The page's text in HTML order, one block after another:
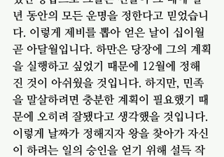
년 동안의 모든 운명을 정한다고 믿었습니
다. 이렇게 제비를 뽑아 얻은 날이 십이월
곧 아달월입니다. 하만은 당장에 그의 계획
을 실행하고 싶었기 때문에 12월에 정해
진 것이 아쉬웠을 것입니다. 하지만, 민족
을 말살하려면 충분한 계획이 필요했기 때
문에 오히려 잘됐다고 생각했을 것입니다.
이렇게 날짜가 정해지자 왕을 찾아가 자신
이 하려는 일의 승인을 얻기 위해 설득 작